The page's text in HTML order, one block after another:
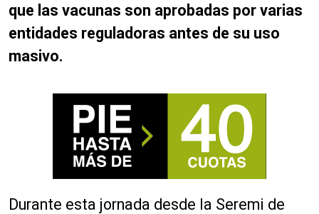
que las vacunas son aprobadas por varias
entidades reguladoras antes de su uso
masivo.
Durante esta jornada desde la Seremi de